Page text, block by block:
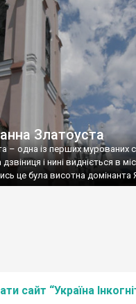
Златоуста
– одна із перших мурованих
і нині видніється в
це була висотна домінанта
сайт “Україна